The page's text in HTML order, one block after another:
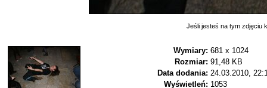
Jeśli jesteś na tym zdjęciu
Wymiary: 681 x 1024
Rozmiar: 91,48 KB
Data dodania: 24.03.2010,
Wyświetleń: 1053